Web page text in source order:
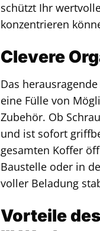
schützt Ihr
konzentrieren
Clevere
Das
eine Fülle von
Zubehör. Ob
und ist sofort
gesamten Koffer
Baustelle oder in
voller Beladung
Vorteile